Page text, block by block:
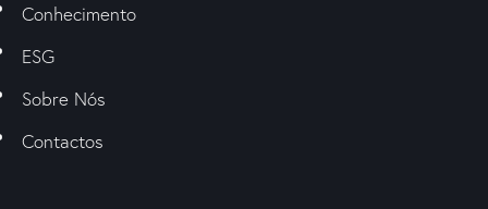
Conhecimento
ESG
Sobre Nós
Contactos